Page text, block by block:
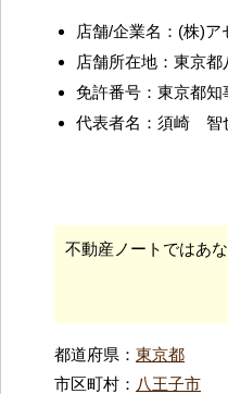
店舗/企業名：(株)ア
店舗所在地：東京
免許番号：東京都
代表者名：須崎 智
不動産ノートではあ
都道府県： 東京都
市区町村： 八王子市